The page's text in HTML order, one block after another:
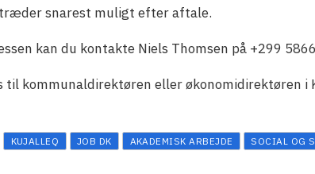
snarest muligt efter aftale.
kan du kontakte Niels Thomsen på +299
kommunaldirektøren eller økonomidirektøren i
KUJALLEQ JOB DK AKADEMISK ARBEJDE SOCIAL OG